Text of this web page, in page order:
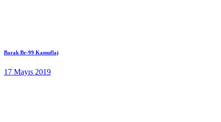
Barak Br-99 Kamuflaj
17 Mayıs 2019